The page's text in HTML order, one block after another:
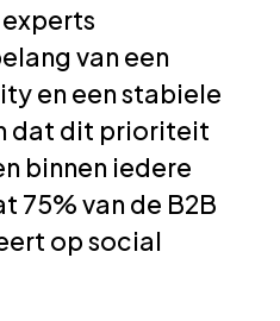
van een
en een stabiele
dat dit prioriteit
binnen iedere
75% van de B2B
op social